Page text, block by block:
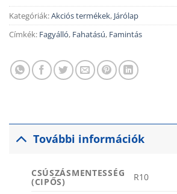
Kategóriák:Akciós termékek, Járólap
Címkék: Fagyálló, Fahatású, Famintás
További információk
CSÚSZÁSMENTESSÉG
(CIPŐS) R10